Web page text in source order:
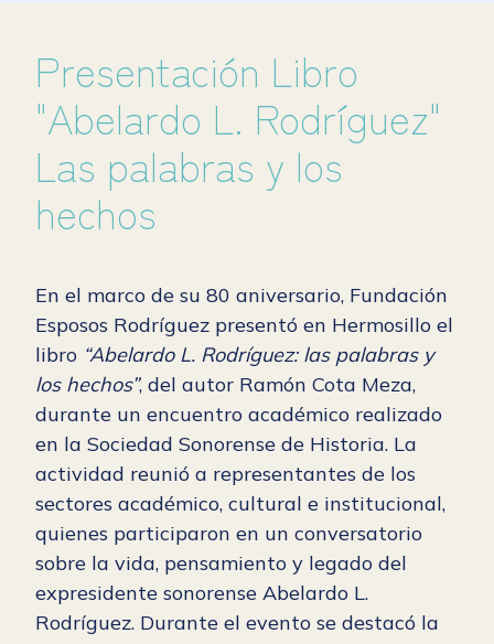
Presentación Libro
"Abelardo L. Rodríguez"
Las palabras y los
hechos
En el marco de su 80 aniversario, Fundación
Esposos Rodríguez presentó en Hermosillo el
libro “Abelardo L. Rodríguez: las palabras y
los hechos”, del autor Ramón Cota Meza,
durante un encuentro académico realizado
en la Sociedad Sonorense de Historia. La
actividad reunió a representantes de los
sectores académico, cultural e institucional,
quienes participaron en un conversatorio
sobre la vida, pensamiento y legado del
expresidente sonorense Abelardo L.
Rodríguez. Durante el evento se destacó la